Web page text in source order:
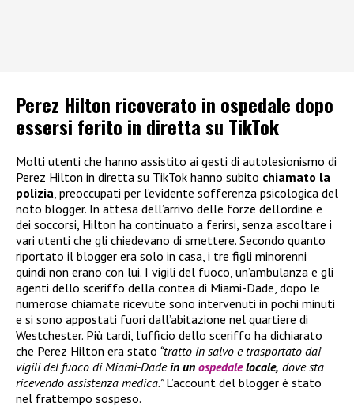
Perez Hilton ricoverato in ospedale dopo
essersi ferito in diretta su TikTok
Molti utenti che hanno assistito ai gesti di autolesionismo di
Perez Hilton in diretta su TikTok hanno subito chiamato la
polizia , preoccupati per l’evidente sofferenza psicologica del
noto blogger. In attesa dell’arrivo delle forze dell’ordine e
dei soccorsi, Hilton ha continuato a ferirsi, senza ascoltare i
vari utenti che gli chiedevano di smettere. Secondo quanto
riportato il blogger era solo in casa, i tre figli minorenni
quindi non erano con lui. I vigili del fuoco, un’ambulanza e gli
agenti dello sceriffo della contea di Miami-Dade, dopo le
numerose chiamate ricevute sono intervenuti in pochi minuti
e si sono appostati fuori dall’abitazione nel quartiere di
Westchester. Più tardi, l’ufficio dello sceriffo ha dichiarato
che Perez Hilton era stato “tratto in salvo e trasportato dai
vigili del fuoco di Miami-Dadein un ospedalelocale, dove sta
ricevendo assistenza medica.”L’account del blogger è stato
nel frattempo sospeso.